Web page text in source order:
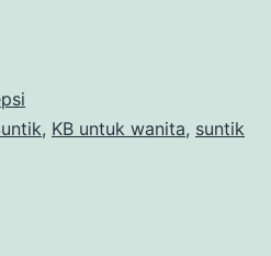
3
, KB untuk wanita, suntik